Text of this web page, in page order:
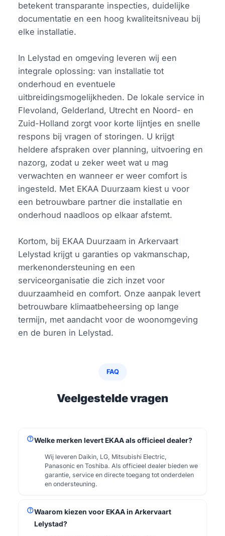
betekent transparante inspecties, duidelijke
documentatie en een hoog kwaliteitsniveau bij
elke installatie.
In Lelystad en omgeving leveren wij een
integrale oplossing: van installatie tot
onderhoud en eventuele
uitbreidingsmogelijkheden. De lokale service in
Flevoland, Gelderland, Utrecht en Noord- en
Zuid-Holland zorgt voor korte lijntjes en snelle
respons bij vragen of storingen. U krijgt
heldere afspraken over planning, uitvoering en
nazorg, zodat u zeker weet wat u mag
verwachten en wanneer er weer comfort is
ingesteld. Met EKAA Duurzaam kiest u voor
een betrouwbare partner die installatie en
onderhoud naadloos op elkaar afstemt.
Kortom, bij EKAA Duurzaam in Arkervaart
Lelystad krijgt u garanties op vakmanschap,
merkenondersteuning en een
serviceorganisatie die zich inzet voor
duurzaamheid en comfort. Onze aanpak levert
betrouwbare klimaatbeheersing op lange
termijn, met aandacht voor de woonomgeving
en de buren in Lelystad.
FAQ
Veelgestelde vragen
helpWelke merken levert EKAA als officieel dealer?
Wij leveren Daikin, LG, Mitsubishi Electric,
Panasonic en Toshiba. Als officieel dealer bieden we
garantie, service en directe toegang tot onderdelen
en ondersteuning.
helpWaarom kiezen voor EKAA in Arkervaart
Lelystad?